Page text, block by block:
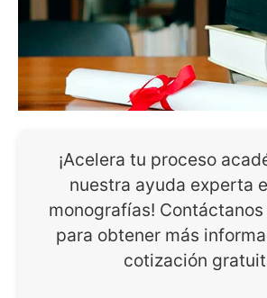
¡Acelera tu proceso
nuestra ayuda experta
monografías!
para obtener más
cotización